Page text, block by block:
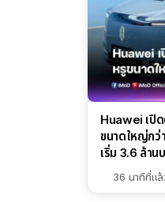
Huawei เปิ
ขนาดใหญ่กว่
เริ่ม 3.6 ล้าน
36 นาทีที่แล้